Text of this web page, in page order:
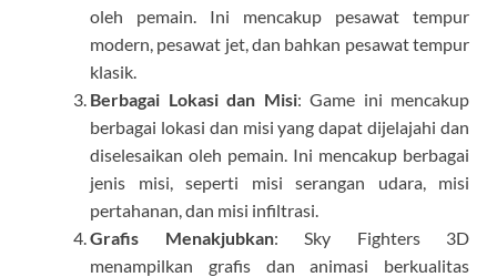
oleh pemain. Ini mencakup pesawat tempur
modern, pesawat jet, dan bahkan pesawat tempur
klasik.
Berbagai Lokasi dan Misi: Game ini mencakup
berbagai lokasi dan misi yang dapat dijelajahi dan
diselesaikan oleh pemain. Ini mencakup berbagai
jenis misi, seperti misi serangan udara, misi
pertahanan, dan misi infiltrasi.
Grafis Menakjubkan: Sky Fighters 3D
menampilkan grafis dan animasi berkualitas